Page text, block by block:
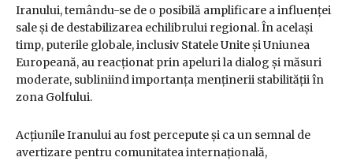
Iranului, temându-se de o posibilă amplificare a influenței
sale și de destabilizarea echilibrului regional. În același
timp, puterile globale, inclusiv Statele Unite și Uniunea
Europeană, au reacționat prin apeluri la dialog și măsuri
moderate, subliniind importanța menținerii stabilității în
zona Golfului.
Acțiunile Iranului au fost percepute și ca un semnal de
avertizare pentru comunitatea internațională,